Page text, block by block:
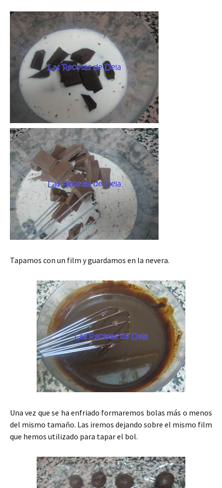
Tapamos con un film y guardamos en la nevera.
Una vez que se ha enfriado formaremos bolas más o menos
del mismo tamaño. Las iremos dejando sobre el mismo film
que hemos utilizado para tapar el bol.